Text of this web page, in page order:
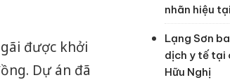
được khởi
Dự án đã
nhãn hiệu
Lạng Sơn
dịch y tế tại
Hữu Nghị